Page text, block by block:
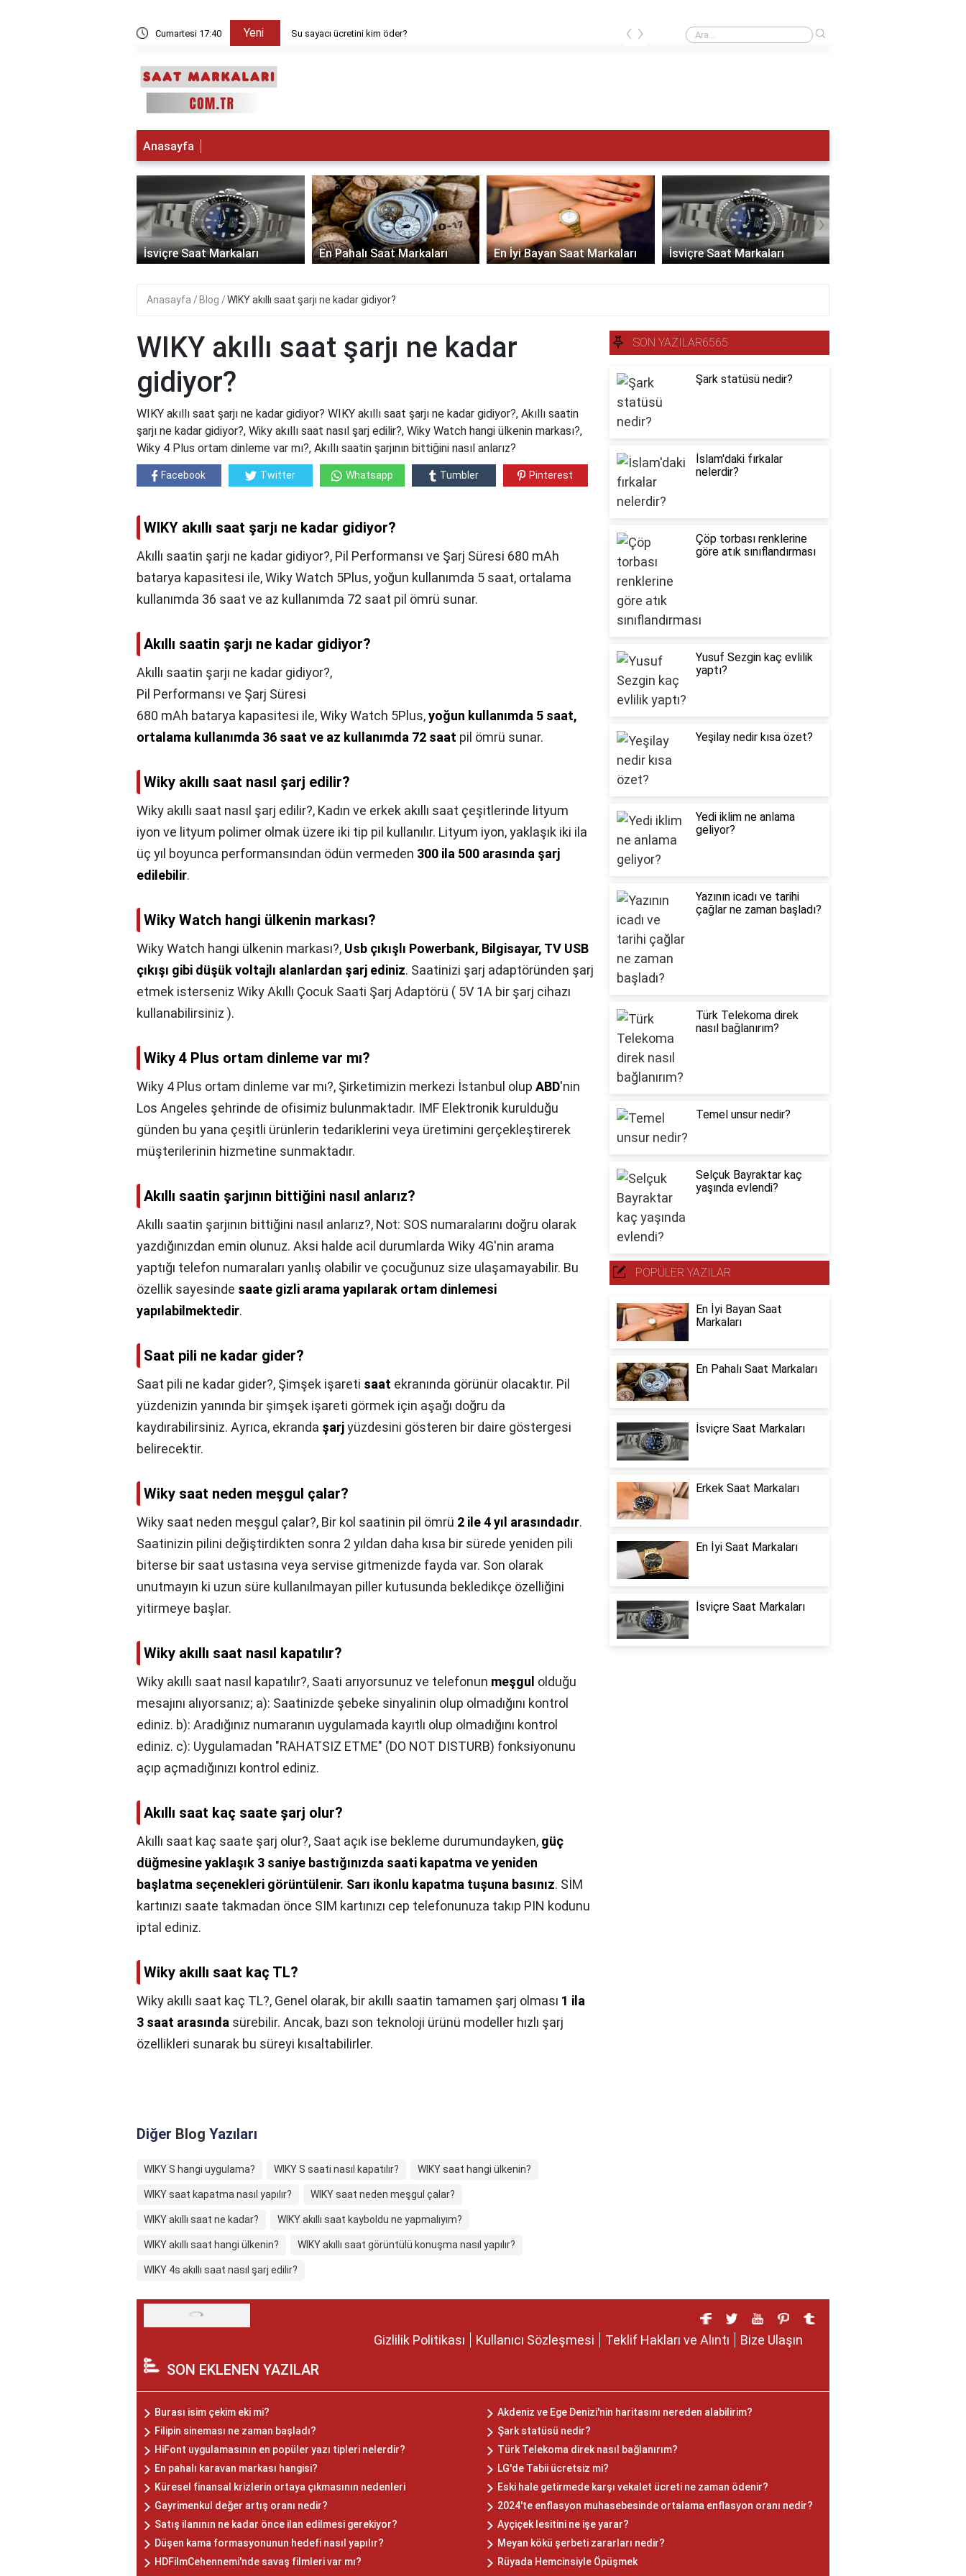
Cumartesi 17:40 Yeni Su sayacı ücretini kim öder? UTC 0 Türkiye saat kaç?
‹ ›
Anasayfa
İsviçre Saat Markaları En Pahalı Saat Markaları En İyi Bayan Saat Markaları İsviçre Saat Markaları
‹ ›
Anasayfa Blog WIKY akıllı saat şarjı ne kadar gidiyor?
WIKY akıllı saat şarjı ne kadar
gidiyor?
WIKY akıllı saat şarjı ne kadar gidiyor? WIKY akıllı saat şarjı ne kadar gidiyor?, Akıllı saatin
şarjı ne kadar gidiyor?, Wiky akıllı saat nasıl şarj edilir?, Wiky Watch hangi ülkenin markası?,
Wiky 4 Plus ortam dinleme var mı?, Akıllı saatin şarjının bittiğini nasıl anlarız?
Facebook Twitter Whatsapp Tumbler Pinterest
WIKY akıllı saat şarjı ne kadar gidiyor?
Akıllı saatin şarjı ne kadar gidiyor?, Pil Performansı ve Şarj Süresi 680 mAh
batarya kapasitesi ile, Wiky Watch 5Plus, yoğun kullanımda 5 saat, ortalama
kullanımda 36 saat ve az kullanımda 72 saat pil ömrü sunar.
Akıllı saatin şarjı ne kadar gidiyor?
Akıllı saatin şarjı ne kadar gidiyor?,
Pil Performansı ve Şarj Süresi
680 mAh batarya kapasitesi ile, Wiky Watch 5Plus,yoğun kullanımda 5 saat,
ortalama kullanımda 36 saat ve az kullanımda 72 saat pil ömrü sunar.
Wiky akıllı saat nasıl şarj edilir?
Wiky akıllı saat nasıl şarj edilir?, Kadın ve erkek akıllı saat çeşitlerinde lityum
iyon ve lityum polimer olmak üzere iki tip pil kullanılır. Lityum iyon, yaklaşık iki ila
üç yıl boyunca performansından ödün vermeden 300 ila 500 arasında şarj
edilebilir.
Wiky Watch hangi ülkenin markası?
Wiky Watch hangi ülkenin markası?, Usb çıkışlı Powerbank, Bilgisayar, TV USB
çıkışı gibi düşük voltajlı alanlardan şarj ediniz. Saatinizi şarj adaptöründen şarj
etmek isterseniz Wiky Akıllı Çocuk Saati Şarj Adaptörü ( 5V 1A bir şarj cihazı
kullanabilirsiniz ).
Wiky 4 Plus ortam dinleme var mı?
Wiky 4 Plus ortam dinleme var mı?, Şirketimizin merkezi İstanbul olup ABD'nin
Los Angeles şehrinde de ofisimiz bulunmaktadır. IMF Elektronik kurulduğu
günden bu yana çeşitli ürünlerin tedariklerini veya üretimini gerçekleştirerek
müşterilerinin hizmetine sunmaktadır.
Akıllı saatin şarjının bittiğini nasıl anlarız?
Akıllı saatin şarjının bittiğini nasıl anlarız?, Not: SOS numaralarını doğru olarak
yazdığınızdan emin olunuz. Aksi halde acil durumlarda Wiky 4G'nin arama
yaptığı telefon numaraları yanlış olabilir ve çocuğunuz size ulaşamayabilir. Bu
özellik sayesinde saate gizli arama yapılarak ortam dinlemesi
yapılabilmektedir.
Saat pili ne kadar gider?
Saat pili ne kadar gider?, Şimşek işareti saat ekranında görünür olacaktır. Pil
yüzdenizin yanında bir şimşek işareti görmek için aşağı doğru da
kaydırabilirsiniz. Ayrıca, ekranda şarjyüzdesini gösteren bir daire göstergesi
belirecektir.
Wiky saat neden meşgul çalar?
Wiky saat neden meşgul çalar?, Bir kol saatinin pil ömrü 2 ile 4 yıl arasındadır.
Saatinizin pilini değiştirdikten sonra 2 yıldan daha kısa bir sürede yeniden pili
biterse bir saat ustasına veya servise gitmenizde fayda var. Son olarak
unutmayın ki uzun süre kullanılmayan piller kutusunda bekledikçe özelliğini
yitirmeye başlar.
Wiky akıllı saat nasıl kapatılır?
Wiky akıllı saat nasıl kapatılır?, Saati arıyorsunuz ve telefonun meşgul olduğu
mesajını alıyorsanız; a): Saatinizde şebeke sinyalinin olup olmadığını kontrol
ediniz. b): Aradığınız numaranın uygulamada kayıtlı olup olmadığını kontrol
ediniz. c): Uygulamadan "RAHATSIZ ETME" (DO NOT DISTURB) fonksiyonunu
açıp açmadığınızı kontrol ediniz.
Akıllı saat kaç saate şarj olur?
Akıllı saat kaç saate şarj olur?, Saat açık ise bekleme durumundayken, güç
düğmesine yaklaşık 3 saniye bastığınızda saati kapatma ve yeniden
başlatma seçenekleri görüntülenir. Sarı ikonlu kapatma tuşuna basınız. SİM
kartınızı saate takmadan önce SIM kartınızı cep telefonunuza takıp PIN kodunu
iptal ediniz.
Wiky akıllı saat kaç TL?
Wiky akıllı saat kaç TL?, Genel olarak, bir akıllı saatin tamamen şarj olması 1 ila
3 saat arasında sürebilir. Ancak, bazı son teknoloji ürünü modeller hızlı şarj
özellikleri sunarak bu süreyi kısaltabilirler.
Diğer Blog Yazıları
WIKY S hangi uygulama? WIKY S saati nasıl kapatılır? WIKY saat hangi ülkenin?
WIKY saat kapatma nasıl yapılır? WIKY saat neden meşgul çalar?
WIKY akıllı saat ne kadar? WIKY akıllı saat kayboldu ne yapmalıyım?
WIKY akıllı saat hangi ülkenin? WIKY akıllı saat görüntülü konuşma nasıl yapılır?
WIKY 4s akıllı saat nasıl şarj edilir?
SON YAZILAR6565
Şark statüsü nedir?
İslam'daki fırkalar
nelerdir?
Çöp torbası renklerine
göre atık sınıflandırması
Yusuf Sezgin kaç evlilik
yaptı?
Yeşilay nedir kısa özet?
Yedi iklim ne anlama
geliyor?
Yazının icadı ve tarihi
çağlar ne zaman başladı?
Türk Telekoma direk
nasıl bağlanırım?
Temel unsur nedir?
Selçuk Bayraktar kaç
yaşında evlendi?
POPÜLER YAZILAR
En İyi Bayan Saat
Markaları
En Pahalı Saat Markaları
İsviçre Saat Markaları
Erkek Saat Markaları
En İyi Saat Markaları
İsviçre Saat Markaları
Gizlilik Politikası Kullanıcı Sözleşmesi Teklif Hakları ve Alıntı Bize Ulaşın
SON EKLENEN YAZILAR
Burası isim çekim eki mi?
Akdeniz ve Ege Denizi'nin haritasını nereden alabilirim?
Filipin sineması ne zaman başladı?
Şark statüsü nedir?
HiFont uygulamasının en popüler yazı tipleri nelerdir?
Türk Telekoma direk nasıl bağlanırım?
En pahalı karavan markası hangisi?
LG'de Tabii ücretsiz mi?
Küresel finansal krizlerin ortaya çıkmasının nedenleri
Eski hale getirmede karşı vekalet ücreti ne zaman ödenir?
Gayrimenkul değer artış oranı nedir?
2024'te enflasyon muhasebesinde ortalama enflasyon oranı nedir?
Satış ilanının ne kadar önce ilan edilmesi gerekiyor?
Ayçiçek lesitini ne işe yarar?
Düşen kama formasyonunun hedefi nasıl yapılır?
Meyan kökü şerbeti zararları nedir?
HDFilmCehennemi'nde savaş filmleri var mı?
Rüyada Hemcinsiyle Öpüşmek